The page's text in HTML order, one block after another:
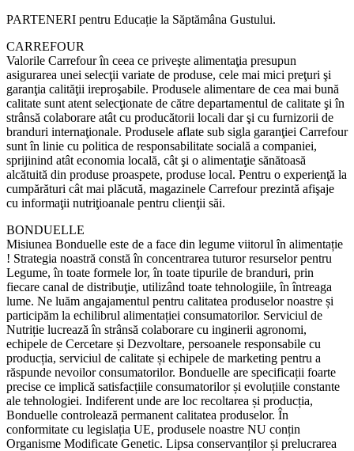
PARTENERI pentru Educație la Săptămâna Gustului.
CARREFOUR
Valorile Carrefour în ceea ce priveşte alimentaţia presupun
asigurarea unei selecţii variate de produse, cele mai mici preţuri şi
garanţia calităţii ireproşabile. Produsele alimentare de cea mai bună
calitate sunt atent selecţionate de către departamentul de calitate şi în
strânsă colaborare atât cu producătorii locali dar şi cu furnizorii de
branduri internaţionale. Produsele aflate sub sigla garanţiei Carrefour
sunt în linie cu politica de responsabilitate socială a companiei,
sprijinind atât economia locală, cât şi o alimentaţie sănătoasă
alcătuită din produse proaspete, produse local. Pentru o experienţă la
cumpărături cât mai plăcută, magazinele Carrefour prezintă afişaje
cu informaţii nutriţioanale pentru clienţii săi.
BONDUELLE
Misiunea Bonduelle este de a face din legume viitorul în alimentație
! Strategia noastră constă în concentrarea tuturor resurselor pentru
Legume, în toate formele lor, în toate tipurile de branduri, prin
fiecare canal de distribuţie, utilizând toate tehnologiile, în întreaga
lume. Ne luăm angajamentul pentru calitatea produselor noastre și
participăm la echilibrul alimentației consumatorilor. Serviciul de
Nutriție lucrează în strânsă colaborare cu inginerii agronomi,
echipele de Cercetare și Dezvoltare, persoanele responsabile cu
producția, serviciul de calitate și echipele de marketing pentru a
răspunde nevoilor consumatorilor. Bonduelle are specificații foarte
precise ce implică satisfacțiile consumatorilor și evoluțiile constante
ale tehnologiei. Indiferent unde are loc recoltarea și producția,
Bonduelle controlează permanent calitatea produselor. În
conformitate cu legislația UE, produsele noastre NU conțin
Organisme Modificate Genetic. Lipsa conservanților și prelucrarea